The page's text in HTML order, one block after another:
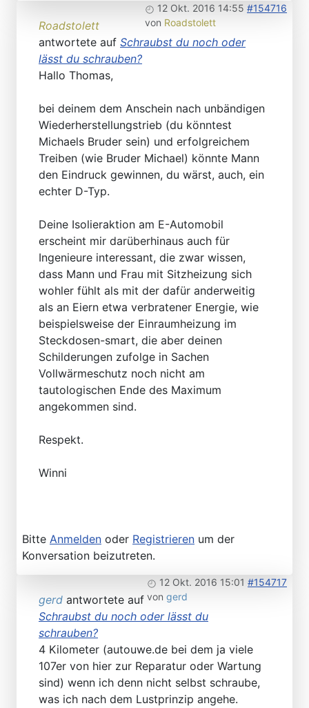
12 Okt. 2016 14:55 #154716
von Roadstolett
Roadstolett
antwortete auf Schraubst du noch oder
lässt du schrauben?
Hallo Thomas,
bei deinem dem Anschein nach unbändigen
Wiederherstellungstrieb (du könntest
Michaels Bruder sein) und erfolgreichem
Treiben (wie Bruder Michael) könnte Mann
den Eindruck gewinnen, du wärst, auch, ein
echter D-Typ.
Deine Isolieraktion am E-Automobil
erscheint mir darüberhinaus auch für
Ingenieure interessant, die zwar wissen,
dass Mann und Frau mit Sitzheizung sich
wohler fühlt als mit der dafür anderweitig
als an Eiern etwa verbratener Energie, wie
beispielsweise der Einraumheizung im
Steckdosen-smart, die aber deinen
Schilderungen zufolge in Sachen
Vollwärmeschutz noch nicht am
tautologischen Ende des Maximum
angekommen sind.
Respekt.
Winni
Bitte Anmelden oder Registrieren um der
Konversation beizutreten.
12 Okt. 2016 15:01 #154717
von gerd
gerd antwortete auf
Schraubst du noch oder lässt du
schrauben?
4 Kilometer (autouwe.de bei dem ja viele
107er von hier zur Reparatur oder Wartung
sind) wenn ich denn nicht selbst schraube,
was ich nach dem Lustprinzip angehe.